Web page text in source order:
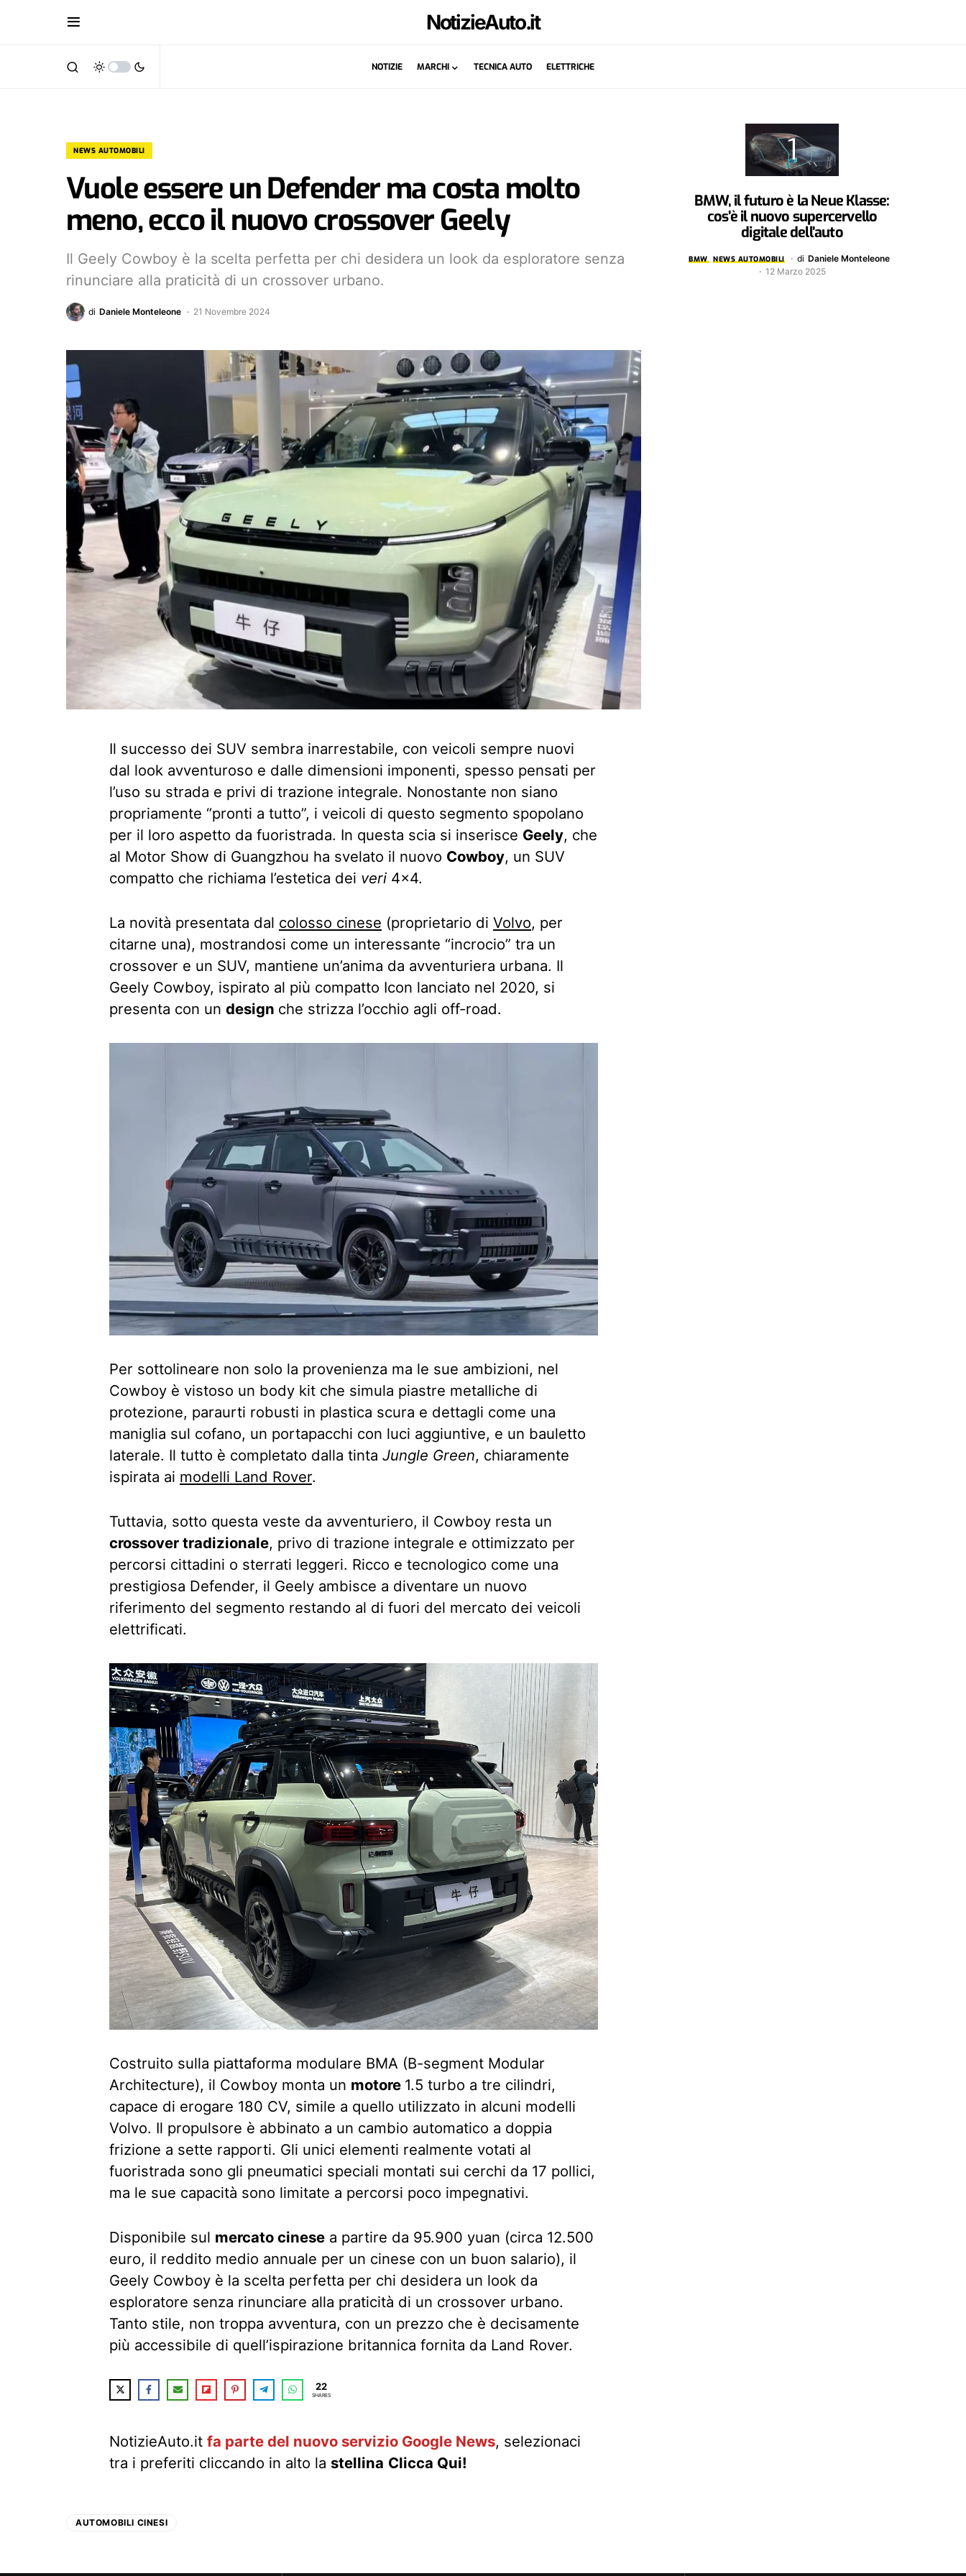
NotizieAuto.it
NOTIZIE MARCHI TECNICA AUTO ELETTRICHE
NEWS AUTOMOBILI
Vuole essere un Defender ma costa molto
meno, ecco il nuovo crossover Geely
Il Geely Cowboy è la scelta perfetta per chi desidera un look da esploratore senza
rinunciare alla praticità di un crossover urbano.
di Daniele Monteleone 21 Novembre 2024
Il successo dei SUV sembra inarrestabile, con veicoli sempre nuovi
dal look avventuroso e dalle dimensioni imponenti, spesso pensati per
l’uso su strada e privi di trazione integrale. Nonostante non siano
propriamente “pronti a tutto”, i veicoli di questo segmento spopolano
per il loro aspetto da fuoristrada. In questa scia si inserisce Geely, che
al Motor Show di Guangzhou ha svelato il nuovo Cowboy, un SUV
compatto che richiama l’estetica dei veri 4×4.
La novità presentata dal colosso cinese (proprietario di Volvo, per
citarne una), mostrandosi come un interessante “incrocio” tra un
crossover e un SUV, mantiene un’anima da avventuriera urbana. Il
Geely Cowboy, ispirato al più compatto Icon lanciato nel 2020, si
presenta con un design che strizza l’occhio agli off-road.
Per sottolineare non solo la provenienza ma le sue ambizioni, nel
Cowboy è vistoso un body kit che simula piastre metalliche di
protezione, paraurti robusti in plastica scura e dettagli come una
maniglia sul cofano, un portapacchi con luci aggiuntive, e un bauletto
laterale. Il tutto è completato dalla tinta Jungle Green, chiaramente
ispirata ai modelli Land Rover.
Tuttavia, sotto questa veste da avventuriero, il Cowboy resta un
crossover tradizionale, privo di trazione integrale e ottimizzato per
percorsi cittadini o sterrati leggeri. Ricco e tecnologico come una
prestigiosa Defender, il Geely ambisce a diventare un nuovo
riferimento del segmento restando al di fuori del mercato dei veicoli
elettrificati.
Costruito sulla piattaforma modulare BMA (B-segment Modular
Architecture), il Cowboy monta un motore 1.5 turbo a tre cilindri,
capace di erogare 180 CV, simile a quello utilizzato in alcuni modelli
Volvo. Il propulsore è abbinato a un cambio automatico a doppia
frizione a sette rapporti. Gli unici elementi realmente votati al
fuoristrada sono gli pneumatici speciali montati sui cerchi da 17 pollici,
ma le sue capacità sono limitate a percorsi poco impegnativi.
Disponibile sul mercato cinese a partire da 95.900 yuan (circa 12.500
euro, il reddito medio annuale per un cinese con un buon salario), il
Geely Cowboy è la scelta perfetta per chi desidera un look da
esploratore senza rinunciare alla praticità di un crossover urbano.
Tanto stile, non troppa avventura, con un prezzo che è decisamente
più accessibile di quell’ispirazione britannica fornita da Land Rover.
22
SHARES
NotizieAuto.it fa parte del nuovo servizio Google News, selezionaci
tra i preferiti cliccando in alto la stellina Clicca Qui!
AUTOMOBILI CINESI
BMW, il futuro è la Neue Klasse:
cos’è il nuovo supercervello
digitale dell’auto
BMW NEWS AUTOMOBILI di Daniele Monteleone
12 Marzo 2025